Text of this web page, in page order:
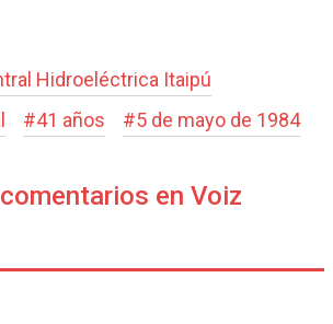
Hidroeléctrica Itaipú
#41 años #5 de mayo de 1984
en Voiz